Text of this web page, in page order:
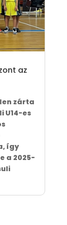
az
zárta
U14-es
így
a 2025-